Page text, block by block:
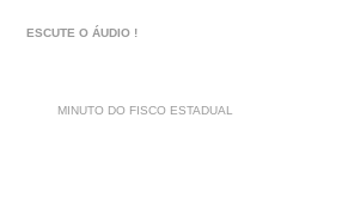
ESCUTE O ÁUDIO !
MINUTO DO FISCO ESTADUAL